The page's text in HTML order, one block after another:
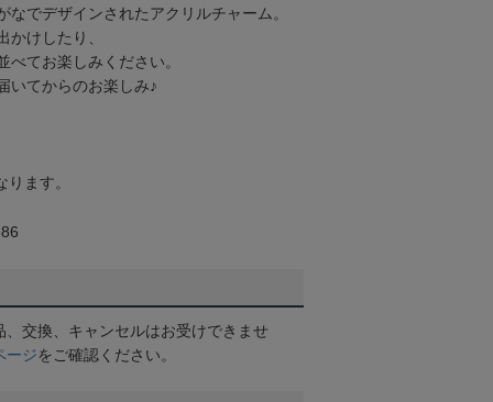
なでデザインされたアクリルチャーム。
かけしたり、
べてお楽しみください。
いてからのお楽しみ♪
ます。
交換、キャンセルはお受けできませ
ージをご確認ください。